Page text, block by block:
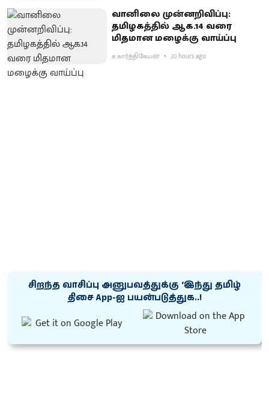
வானிலை முன்னறிவிப்பு:
தமிழகத்தில் ஆக.14 வரை
மிதமான மழைக்கு வாய்ப்பு
ச.கார்த்திகேயன் 20 hours ago
சிறந்த வாசிப்பு அனுபவத்துக்கு ‘இந்து தமிழ்
திசை App-ஐ பயன்படுத்துக..!